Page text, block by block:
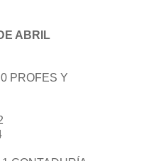
ABRIL
0 PROFES Y